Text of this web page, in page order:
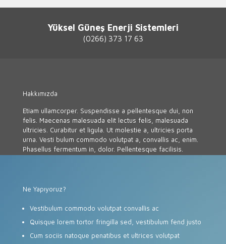
Yüksel Güneş Enerji Sistemleri
(0266) 373 17 63
Hakkımızda
Etiam ullamcorper. Suspendisse a pellentesque dui, non
felis. Maecenas malesuada elit lectus felis, malesuada
ultricies. Curabitur et ligula. Ut molestie a, ultricies porta
urna. Vesti bulum commodo volutpat a, convallis ac, enim.
Phasellus fermentum in, dolor. Pellentesque facilisis.
Ne Yapıyoruz?
Vestibulum commodo volutpat convallis ac
Quisque lorem tortor fringilla sed, vestibulum fend justo
Cum sociis natoque penatibus et ultrices volutpat